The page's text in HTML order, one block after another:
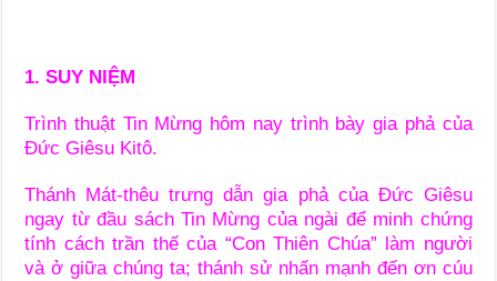
1. SUY NIỆM
Trình thuật Tin Mừng hôm nay trình bày gia phả của
Đức Giêsu Kitô.
Thánh Mát-thêu trưng dẫn gia phả của Đức Giêsu
ngay từ đầu sách Tin Mừng của ngài để minh chứng
tính cách trần thế của “Con Thiên Chúa” làm người
và ở giữa chúng ta; thánh sử nhấn mạnh đến ơn cúu